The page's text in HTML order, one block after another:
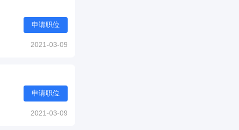
申请职位
2021-03-09
申请职位
2021-03-09